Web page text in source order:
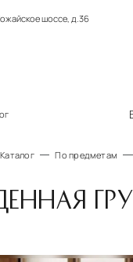
шоссе, д.36
Каталог По предметам